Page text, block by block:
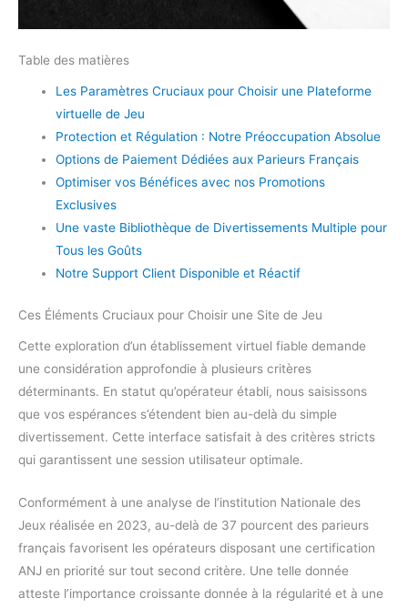
Table des matières
Les Paramètres Cruciaux pour Choisir une Plateforme
virtuelle de Jeu
Protection et Régulation : Notre Préoccupation Absolue
Options de Paiement Dédiées aux Parieurs Français
Optimiser vos Bénéfices avec nos Promotions
Exclusives
Une vaste Bibliothèque de Divertissements Multiple pour
Tous les Goûts
Notre Support Client Disponible et Réactif
Ces Éléments Cruciaux pour Choisir une Site de Jeu
Cette exploration d’un établissement virtuel fiable demande
une considération approfondie à plusieurs critères
déterminants. En statut qu’opérateur établi, nous saisissons
que vos espérances s’étendent bien au-delà du simple
divertissement. Cette interface satisfait à des critères stricts
qui garantissent une session utilisateur optimale.
Conformément à une analyse de l’institution Nationale des
Jeux réalisée en 2023, au-delà de 37 pourcent des parieurs
français favorisent les opérateurs disposant une certification
ANJ en priorité sur tout second critère. Une telle donnée
atteste l’importance croissante donnée à la régularité et à une